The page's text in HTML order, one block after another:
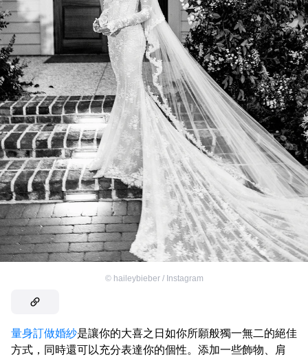
© haileybieber / Instagram
量身訂做婚紗是讓你的大喜之日如你所願般獨一無二的絕佳
方式，同時還可以充分表達你的個性。添加一些飾物、肩